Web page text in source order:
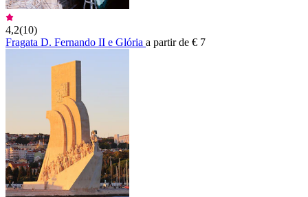
4,2(10)
Fragata D. Fernando II e Glória a partir de € 7